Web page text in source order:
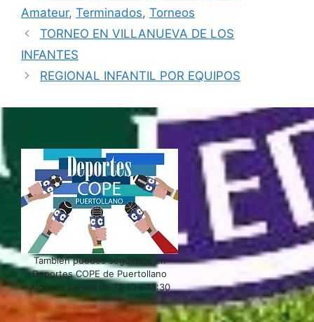
Amateur, Terminados, Torneos
TORNEO EN VILLANUEVA DE LOS
INFANTES
REGIONAL INFANTIL POR EQUIPOS
También puedes seguirnos en
Deportes COPE de Puertollano
Algunos jueves de 13:10 a 13:30